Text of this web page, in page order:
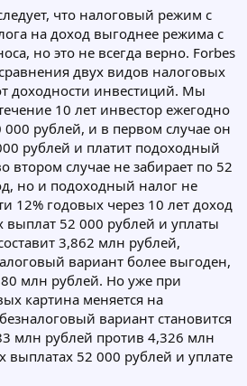
что налоговый режим с
на доход выгоднее режима с
но это не всегда верно. Forbes
двух видов налоговых
доходности инвестиций. Мы
10 лет инвестор ежегодно
000 рублей, и в первом случае он
рублей и платит подоходный
втором случае не забирает по 52
но и подоходный налог не
12% годовых через 10 лет доход
выплат 52 000 рублей и уплаты
3,862 млн рублей,
вариант более выгоден,
млн рублей. Но уже при
картина меняется на
вариант становится
млн рублей против 4,326 млн
выплатах 52 000 рублей и уплате